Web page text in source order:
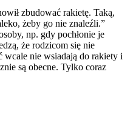
zbudować rakietę. Taką,
żeby go nie znaleźli.”
np. gdy pochłonie je
że rodzicom się nie
wcale nie wsiadają do rakiety i
są obecne. Tylko coraz